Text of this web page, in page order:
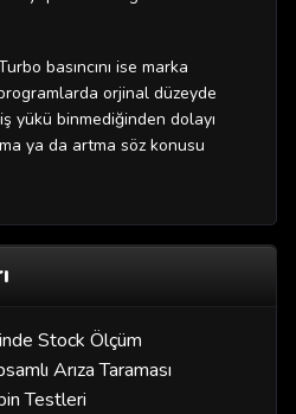
basıncını ise marka
orjinal düzeyde
yükü binmediğinden dolayı
ya da artma söz konusu
Stock Ölçüm
Arıza Taraması
Testleri